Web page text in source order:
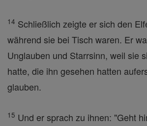
14 Schließlich zeigte er sich den
während sie bei Tisch waren. Er
Unglauben und Starrsinn, weil sie
hatte, die ihn gesehen hatten
glauben.
15 Und er sprach zu ihnen: "Geht